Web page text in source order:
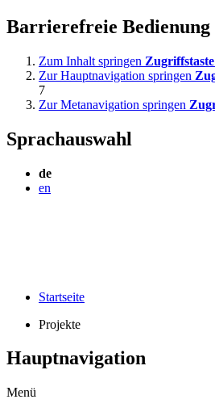
Barrierefreie Bedienung
Zum Inhalt springen
Zur Hauptnavigation springen
7
Zur Metanavigation springen
Sprachauswahl
de
en
Startseite
Projekte
Hauptnavigation
Menü